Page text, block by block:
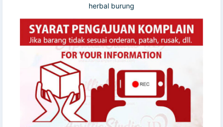
herbal burung